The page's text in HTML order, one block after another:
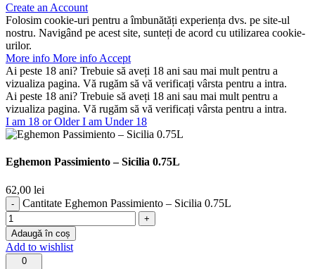
Create an Account
Folosim cookie-uri pentru a îmbunătăți experiența dvs. pe site-ul
nostru. Navigând pe acest site, sunteți de acord cu utilizarea cookie-
urilor.
More info More info Accept
Ai peste 18 ani? Trebuie să aveți 18 ani sau mai mult pentru a
vizualiza pagina. Vă rugăm să vă verificați vârsta pentru a intra.
Ai peste 18 ani? Trebuie să aveți 18 ani sau mai mult pentru a
vizualiza pagina. Vă rugăm să vă verificați vârsta pentru a intra.
I am 18 or OlderI am Under 18
Eghemon Passimiento – Sicilia 0.75L
62,00 lei
Cantitate Eghemon Passimiento – Sicilia 0.75L
Adaugă în coș
Add to wishlist
0